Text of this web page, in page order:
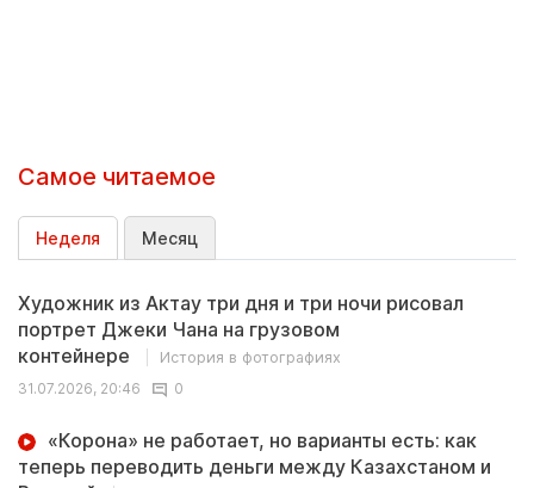
Самое читаемое
Неделя Месяц
Художник из Актау три дня и три ночи рисовал
портрет Джеки Чана на грузовом
контейнере
История в фотографиях
31.07.2026, 20:46
0
«Корона» не работает, но варианты есть: как
теперь переводить деньги между Казахстаном и